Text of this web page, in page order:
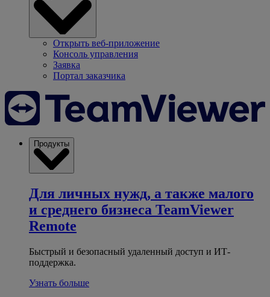
Открыть веб-приложение
Консоль управления
Заявка
Портал заказчика
Продукты
Для личных нужд, а также малого
и среднего бизнеса TeamViewer
Remote
Быстрый и безопасный удаленный доступ и ИТ-
поддержка.
Узнать больше